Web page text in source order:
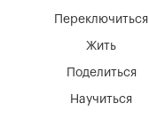
Переключиться
Жить
Поделиться
Научиться